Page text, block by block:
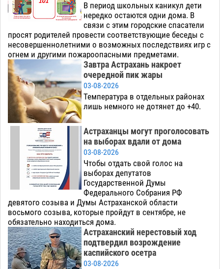
В период школьных каникул дети
нередко остаются одни дома. В
связи с этим городские спасатели
просят родителей провести соответствующие беседы с
несовершеннолетними о возможных последствиях игр с
огнем и другими пожароопасными предметами.
Завтра Астрахань накроет
очередной пик жары
03-08-2026
Температура в отдельных районах
лишь немного не дотянет до +40.
Астраханцы могут проголосовать
на выборах вдали от дома
03-08-2026
Чтобы отдать свой голос на
выборах депутатов
Государственной Думы
Федерального Собрания РФ
девятого созыва и Думы Астраханской области
восьмого созыва, которые пройдут в сентябре, не
обязательно находиться дома.
Астраханский нерестовый ход
подтвердил возрождение
каспийского осетра
03-08-2026